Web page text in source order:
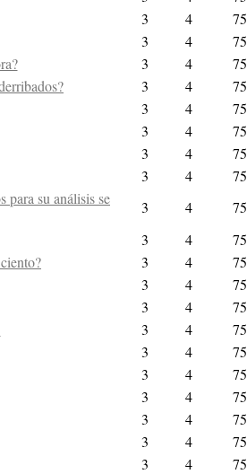
3 4
75
3 4
75
3 4
75
3 4
75
3 4
75
3 4
75
3 4
75
3 4
75
para su análisis se
3 4
75
3 4
75
3 4
75
3 4
75
3 4
75
3 4
75
3 4
75
3 4
75
3 4
75
3 4
75
3 4
75
3 4
75